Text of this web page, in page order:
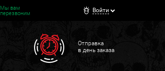
Мы вам
перезвоним
Войти
Отправка
в день заказа